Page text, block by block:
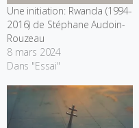
Une initiation: Rwanda (1994-
2016) de Stéphane Audoin-
Rouzeau
8 mars 2024
Dans "Essai"